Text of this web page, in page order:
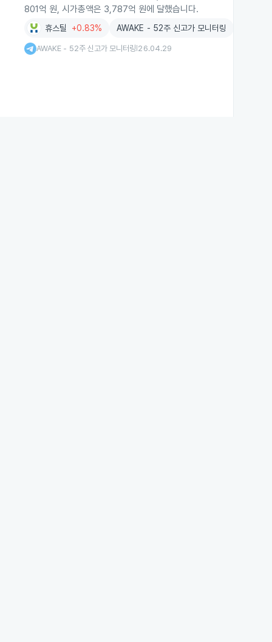
801억 원, 시가총액은 3,787억 원에 달했습니다.
휴스틸 +0.83% AWAKE - 52주 신고가 모니터링
AWAKE - 52주 신고가 모니터링 26.04.29